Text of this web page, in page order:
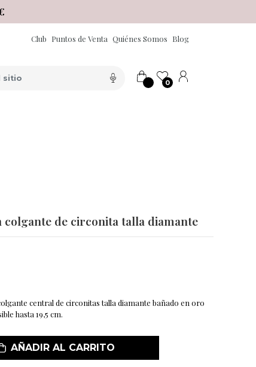
Club Puntos de Venta Quiénes Somos Blog
0
de circonita talla diamante
central de circonitas talla diamante bañado en oro
hasta 19,5 cm.
AÑADIR AL CARRITO